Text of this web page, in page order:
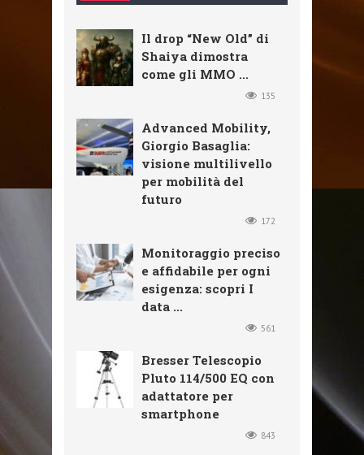
Il drop “New Old” di
Shaiya dimostra
come gli MMO ...
135
Advanced Mobility,
Giorgio Basaglia:
visione multilivello
per mobilità del
futuro
172
Monitoraggio preciso
e affidabile per ogni
esigenza: scopri I
data ...
561
Bresser Telescopio
Pluto 114/500 EQ con
adattatore per
smartphone
843